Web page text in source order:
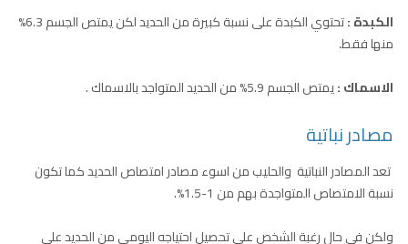
الكبدة :
تحتوي الكبدة على نسبة كبيرة من الحديد لكن يمتص الجسم 6.3%
منها فقط.
الاسماك :يمتص الجسم 5.9% من الحديد المتواجد بالاسماك .
مصادر نباتية
تعد المصادر النباتية والحليب من اسوء مصادر امتصاص الحديد كما تكون
نسبة الامتصاص المتواجدة بهم من 1-1.5%.
ولكن في حال رغبة الشخص على تحصيل احتياجه اليومي من الحديد على